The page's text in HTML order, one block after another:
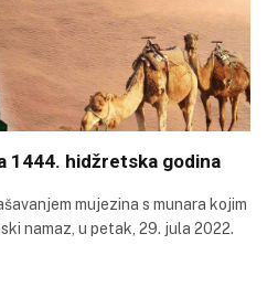
1444. hidžretska godina
mujezina s munara kojim
namaz, u petak, 29. jula 2022.